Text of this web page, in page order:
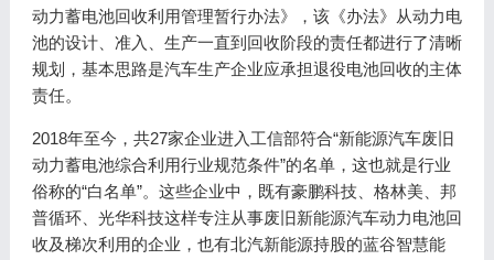
动力蓄电池回收利用管理暂行办法》，该《办法》从动力电
池的设计、准入、生产一直到回收阶段的责任都进行了清晰
规划，基本思路是汽车生产企业应承担退役电池回收的主体
责任。
2018年至今，共27家企业进入工信部符合“新能源汽车废旧
动力蓄电池综合利用行业规范条件”的名单，这也就是行业
俗称的“白名单”。这些企业中，既有豪鹏科技、格林美、邦
普循环、光华科技这样专注从事废旧新能源汽车动力电池回
收及梯次利用的企业，也有北汽新能源持股的蓝谷智慧能